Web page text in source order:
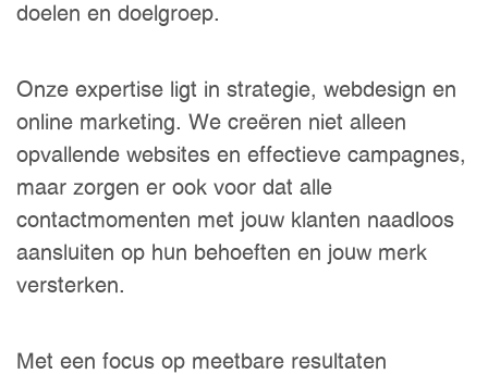
doelen en doelgroep.
Onze expertise ligt in strategie, webdesign en
online marketing. We creëren niet alleen
opvallende websites en effectieve campagnes,
maar zorgen er ook voor dat alle
contactmomenten met jouw klanten naadloos
aansluiten op hun behoeften en jouw merk
versterken.
Met een focus op meetbare resultaten